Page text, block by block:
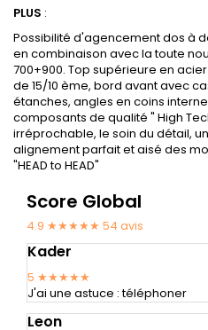
PLUS :
Possibilité d'agencement dos à
en combinaison avec la toute
700+900. Top supérieure en
de 15/10 ème, bord avant avec
étanches, angles en coins
composants de qualité " High
irréprochable, le soin du détail,
alignement parfait et aisé des
"HEAD to HEAD"
Score Global
4.9 ★★★★★ 54 avis
Kader
5 ★★★★★
J'ai une astuce : téléphoner
Leon